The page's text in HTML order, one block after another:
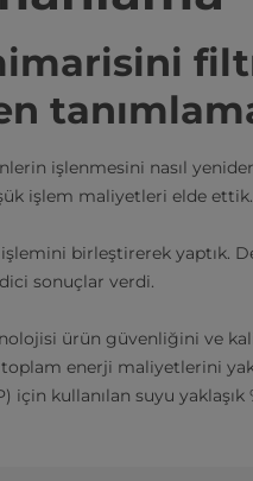
işlenmesini nasıl
işlem maliyetleri elde ettik.
birleştirerek yaptık.
sonuçlar verdi.
ürün güvenliğini ve
enerji maliyetlerini
kullanılan suyu yaklaşık